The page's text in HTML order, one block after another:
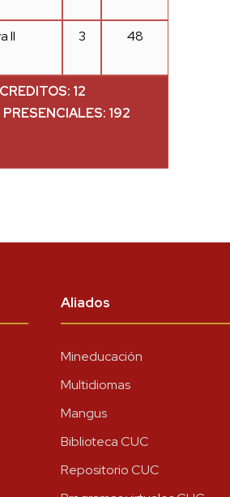
II 3 48
CREDITOS: 12
192
Aliados
Mineducación
Multidiomas
Mangus
Biblioteca CUC
Repositorio CUC